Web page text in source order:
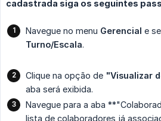
cadastrada siga os seguintes
Navegue no menu Gerencial e
Turno/Escala.
Clique na opção de "Visualizar
aba será exibida.
Navegue para a aba
lista de colaboradores já